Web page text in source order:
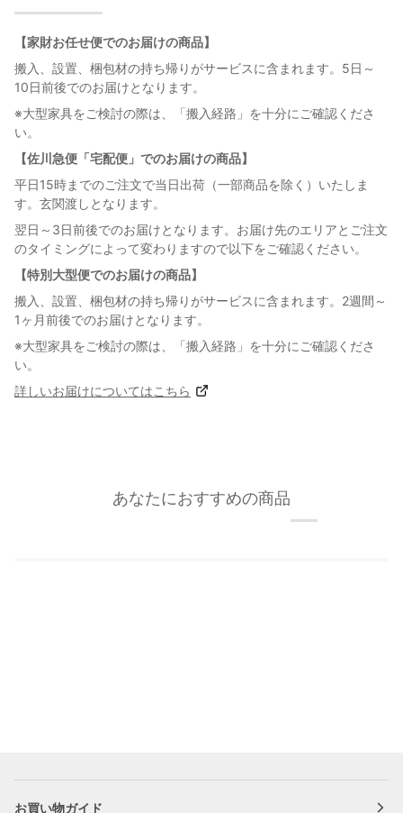
【家財お任せ便でのお届けの商品】
搬入、設置、梱包材の持ち帰りがサービスに含まれます。5日～
10日前後でのお届けとなります。
※大型家具をご検討の際は、「搬入経路」を十分にご確認くださ
い。
【佐川急便「宅配便」でのお届けの商品】
平日15時までのご注文で当日出荷（一部商品を除く）いたしま
す。玄関渡しとなります。
翌日～3日前後でのお届けとなります。お届け先のエリアとご注文
のタイミングによって変わりますので以下をご確認ください。
【特別大型便でのお届けの商品】
搬入、設置、梱包材の持ち帰りがサービスに含まれます。2週間～
1ヶ月前後でのお届けとなります。
※大型家具をご検討の際は、「搬入経路」を十分にご確認くださ
い。
詳しいお届けについてはこちら
あなたにおすすめの商品
お買い物ガイド